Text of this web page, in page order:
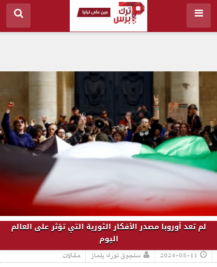
لم تعد أوروبا مصدر الأفكار الثورية التي تؤثر على العالم
اليوم
2024-05-11 سلجوق تورك يلماز مقالات